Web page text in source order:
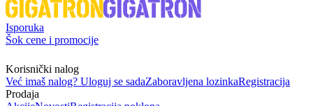
Isporuka
Šok cene i promocije
Korisnički nalog
Već imaš nalog? Uloguj se sadaZaboravljena lozinkaRegistracija
Prodaja